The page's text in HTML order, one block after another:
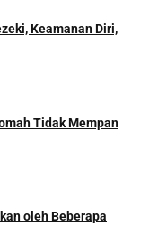
Keamanan Diri,
Tidak Mempan
oleh Beberapa